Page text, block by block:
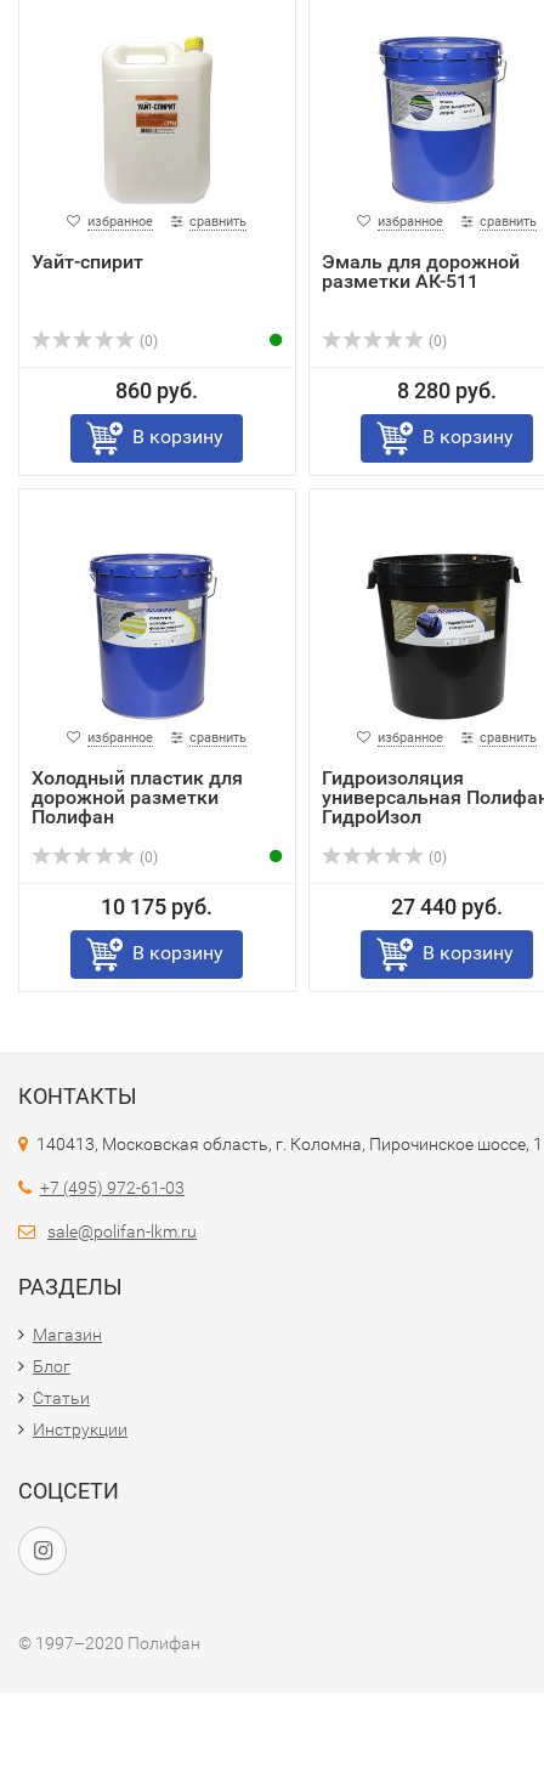
избранное сравнить
Уайт-спирит
(0)
860 руб.
В корзину
избранное сравнить
Эмаль для дорожной
разметки АК-511
(0)
8 280 руб.
В корзину
избранное сравнить
Холодный пластик для
дорожной разметки
Полифан
(0)
10 175 руб.
В корзину
избранное сравнить
Гидроизоляция
универсальная
ГидроИзол
(0)
27 440 руб.
В корзину
КОНТАКТЫ
140413, Московская область, г. Коломна, Пирочинское шоссе,
+7 (495) 972-61-03
sale@polifan-lkm.ru
РАЗДЕЛЫ
Магазин
Блог
Статьи
Инструкции
СОЦСЕТИ
© 1997–2020 Полифан